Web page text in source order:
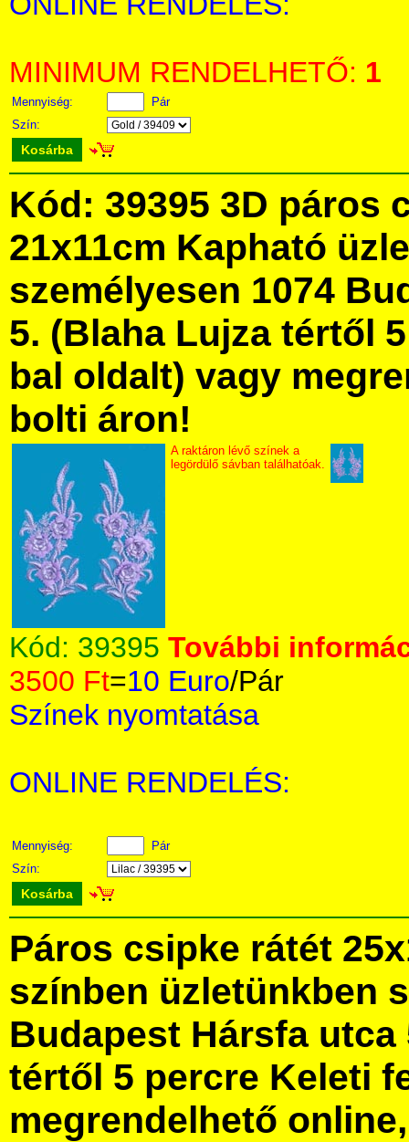
MINIMUM RENDELHETŐ: 1
Mennyiség:
Pár
Szín:
Kosárba
Kód: 39395 3D páros
21x11cm Kapható
személyesen 1074
5. (Blaha Lujza tértől
bal oldalt) vagy
bolti áron!
A raktáron lévő színek a
legördülő sávban találhatóak.
Kód: 39395 További
3500 Ft=10 Euro/Pár
Színek nyomtatása
ONLINE RENDELÉS:
Mennyiség:
Pár
Szín:
Kosárba
Páros csipke rátét
színben üzletünkben
Budapest Hársfa utca
tértől 5 percre Keleti
megrendelhető